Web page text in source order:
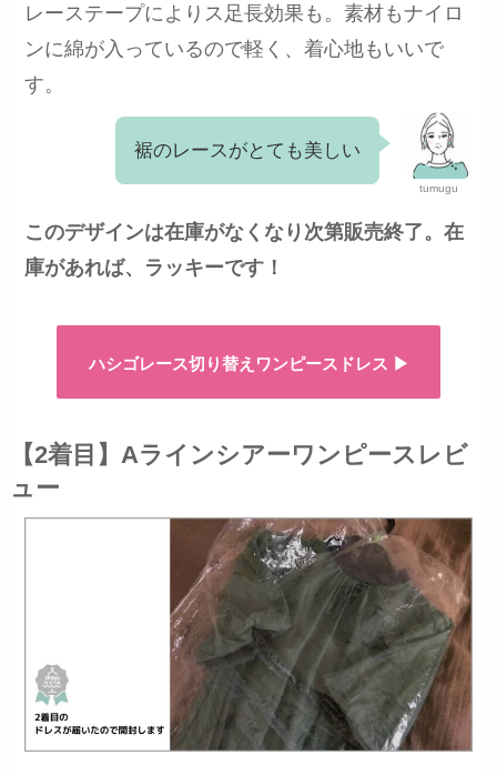
レーステープによりス足長効果も。素材もナイロ
ンに綿が入っているので軽く、着心地もいいで
す。
tumugu
裾のレースがとても美しい
このデザインは在庫がなくなり次第販売終了。在
庫があれば、ラッキーです！
ハシゴレース切り替えワンピースドレス ▶︎
【2着目】Aラインシアーワンピースレビ
ュー